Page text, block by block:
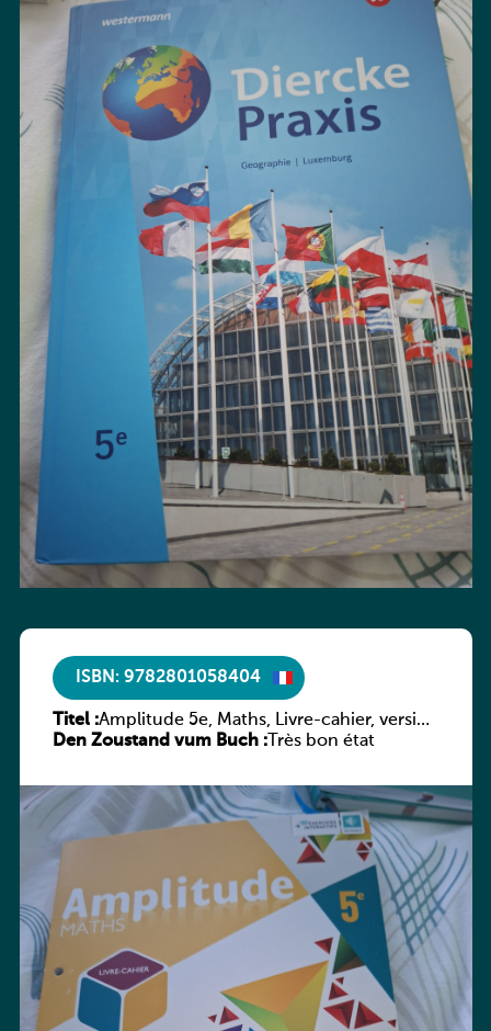
ISBN: 9782801058404
Titel :Amplitude 5e, Maths, Livre-cahier, version
luxembourgeoise
Den Zoustand vum Buch :Très bon état